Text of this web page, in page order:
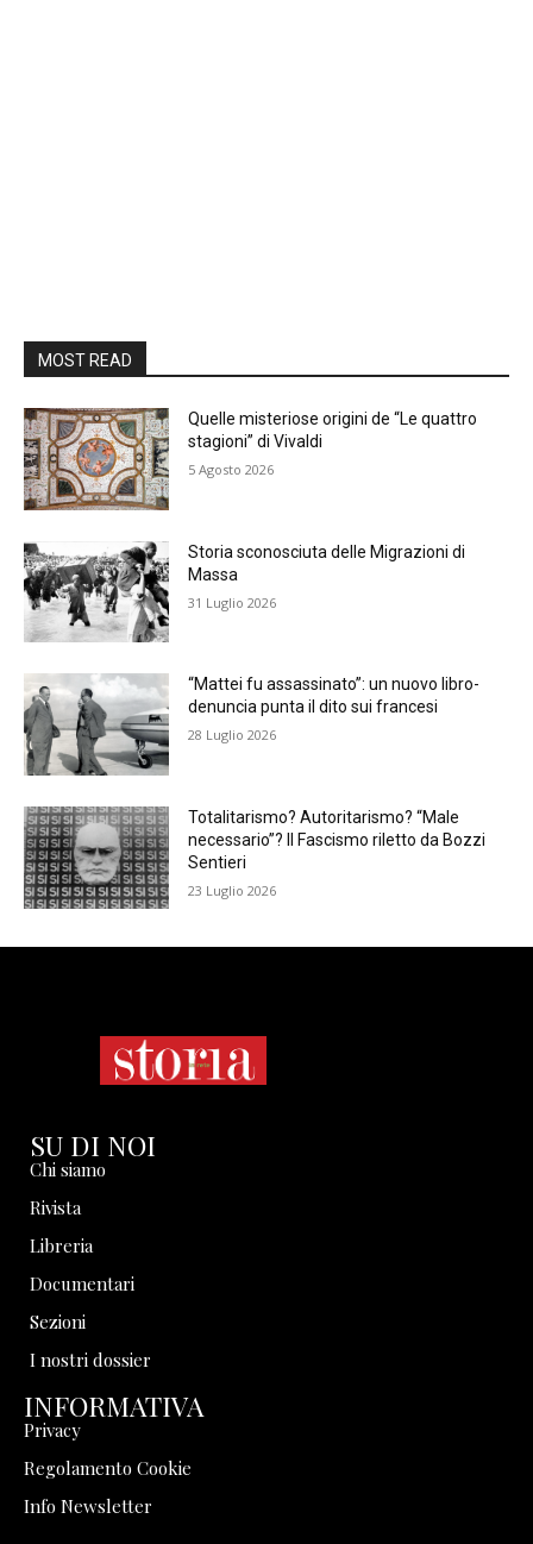
MOST READ
Quelle misteriose origini de “Le quattro
stagioni” di Vivaldi
5 Agosto 2026
Storia sconosciuta delle Migrazioni di
Massa
31 Luglio 2026
“Mattei fu assassinato”: un nuovo libro-
denuncia punta il dito sui francesi
28 Luglio 2026
Totalitarismo? Autoritarismo? “Male
necessario”? Il Fascismo riletto da Bozzi
Sentieri
23 Luglio 2026
SU DI NOI
Chi siamo
Rivista
Libreria
Documentari
Sezioni
I nostri dossier
INFORMATIVA
Privacy
Regolamento Cookie
Info Newsletter